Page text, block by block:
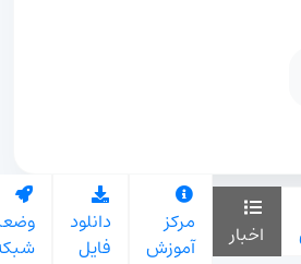
اخبار
مرکز
آموزش
دانلود
فایل